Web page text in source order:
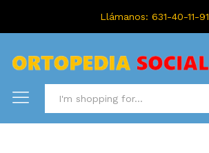
Llámanos: 631-40-11-91